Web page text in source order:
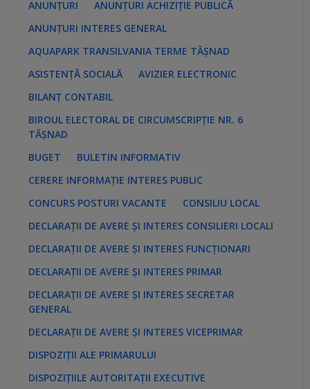
ANUNȚURI
ANUNȚURI ACHIZIȚIE PUBLICĂ
ANUNȚURI INTERES GENERAL
AQUAPARK TRANSILVANIA TERME TĂȘNAD
ASISTENȚĂ SOCIALĂ
AVIZIER ELECTRONIC
BILANȚ CONTABIL
BIROUL ELECTORAL DE CIRCUMSCRIPȚIE NR. 6
TĂȘNAD
BUGET
BULETIN INFORMATIV
CERERE INFORMAȚIE INTERES PUBLIC
CONCURS POSTURI VACANTE
CONSILIU LOCAL
DECLARAȚII DE AVERE ȘI INTERES CONSILIERI LOCALI
DECLARAȚII DE AVERE ȘI INTERES FUNCȚIONARI
DECLARAȚII DE AVERE ȘI INTERES PRIMAR
DECLARAȚII DE AVERE ȘI INTERES SECRETAR
GENERAL
DECLARAȚII DE AVERE ȘI INTERES VICEPRIMAR
DISPOZIȚII ALE PRIMARULUI
DISPOZIȚIILE AUTORITAȚII EXECUTIVE